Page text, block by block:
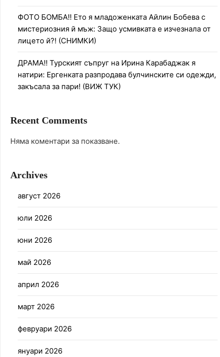
ФОТО БОМБА!! Ето я младоженката Айлин Бобева с
мистериозния й мъж: Защо усмивката е изчезнала от
лицето й?! (СНИМКИ)
ДРАМА!! Турският съпруг на Ирина Карабаджак я
натири: Ергенката разпродава булчинските си одежди,
закъсала за пари! (ВИЖ ТУК)
Recent Comments
Няма коментари за показване.
Archives
август 2026
юли 2026
юни 2026
май 2026
април 2026
март 2026
февруари 2026
януари 2026